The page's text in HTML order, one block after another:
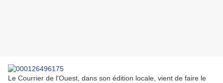
Le Courrier de l'Ouest, dans son édition locale, vient de faire le